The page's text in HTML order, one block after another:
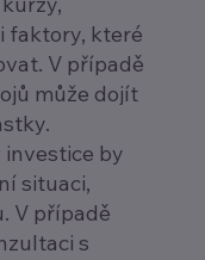
faktory, které
V případě
může dojít
by
situaci,
V případě
s